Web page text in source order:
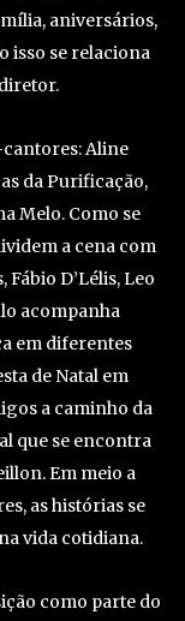
aniversários,
isso se relaciona
Aline
da Purificação,
Melo. Como se
a cena com
D’Lélis, Leo
acompanha
em diferentes
de Natal em
a caminho da
que se encontra
Em meio a
as histórias se
vida cotidiana.
como parte do